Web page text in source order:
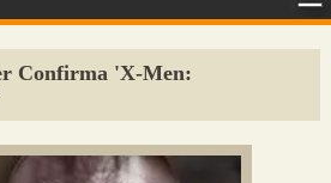
Confirma 'X-Men: